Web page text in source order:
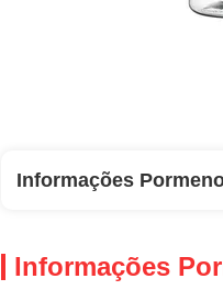
Informações
Informações